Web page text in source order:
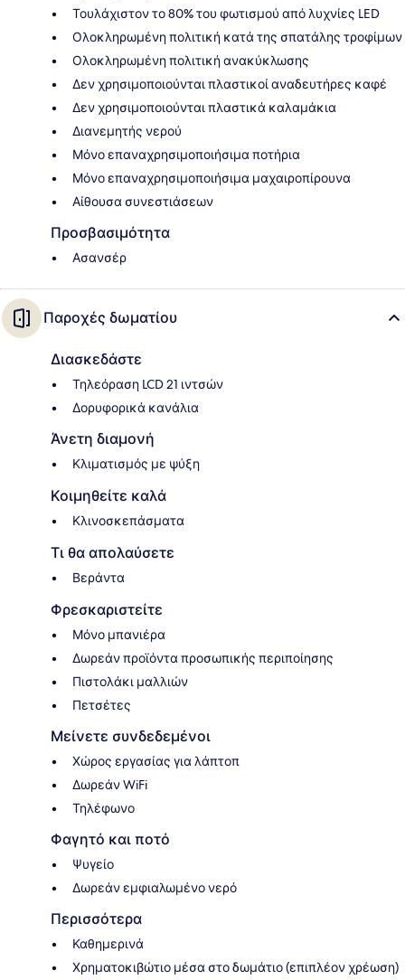
Τουλάχιστον το 80% του φωτισμού από λυχνίες LED
Ολοκληρωμένη πολιτική κατά της σπατάλης τροφίμων
Ολοκληρωμένη πολιτική ανακύκλωσης
Δεν χρησιμοποιούνται πλαστικοί αναδευτήρες καφέ
Δεν χρησιμοποιούνται πλαστικά καλαμάκια
Διανεμητής νερού
Μόνο επαναχρησιμοποιήσιμα ποτήρια
Μόνο επαναχρησιμοποιήσιμα μαχαιροπίρουνα
Αίθουσα συνεστιάσεων
Προσβασιμότητα
Ασανσέρ
Παροχές δωματίου
Διασκεδάστε
Τηλεόραση LCD 21 ιντσών
Δορυφορικά κανάλια
Άνετη διαμονή
Κλιματισμός με ψύξη
Κοιμηθείτε καλά
Κλινοσκεπάσματα
Τι θα απολαύσετε
Βεράντα
Φρεσκαριστείτε
Μόνο μπανιέρα
Δωρεάν προϊόντα προσωπικής περιποίησης
Πιστολάκι μαλλιών
Πετσέτες
Μείνετε συνδεδεμένοι
Χώρος εργασίας για λάπτοπ
Δωρεάν WiFi
Τηλέφωνο
Φαγητό και ποτό
Ψυγείο
Δωρεάν εμφιαλωμένο νερό
Περισσότερα
Καθημερινά
Χρηματοκιβώτιο μέσα στο δωμάτιο (επιπλέον χρέωση)